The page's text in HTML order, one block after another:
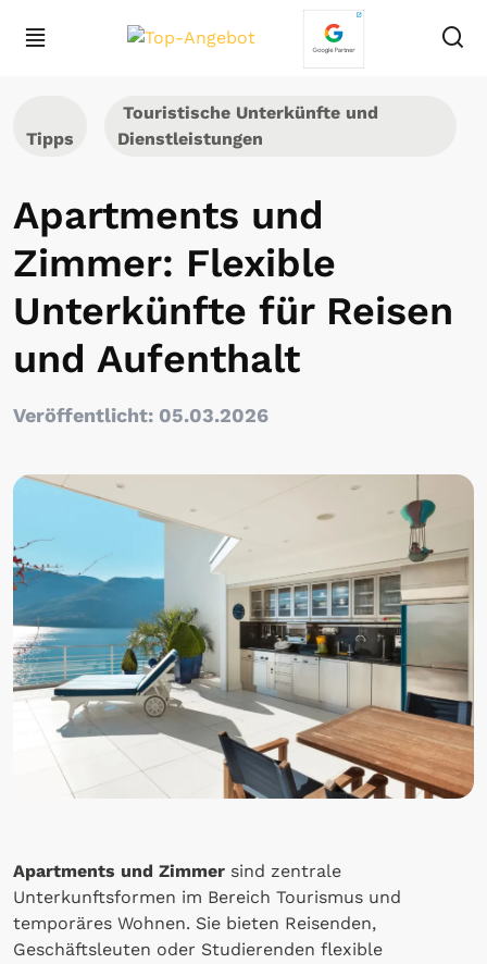
Tipps
Touristische Unterkünfte und
Dienstleistungen
Apartments und
Zimmer: Flexible
Unterkünfte für Reisen
und Aufenthalt
Veröffentlicht: 05.03.2026
Apartments und Zimmer sind zentrale
Unterkunftsformen im Bereich Tourismus und
temporäres Wohnen. Sie bieten Reisenden,
Geschäftsleuten oder Studierenden flexible